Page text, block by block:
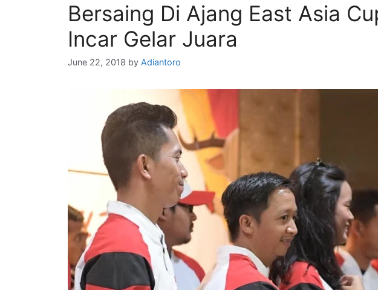
Bersaing Di Ajang East Asia
Incar Gelar Juara
June 22, 2018 by Adiantoro